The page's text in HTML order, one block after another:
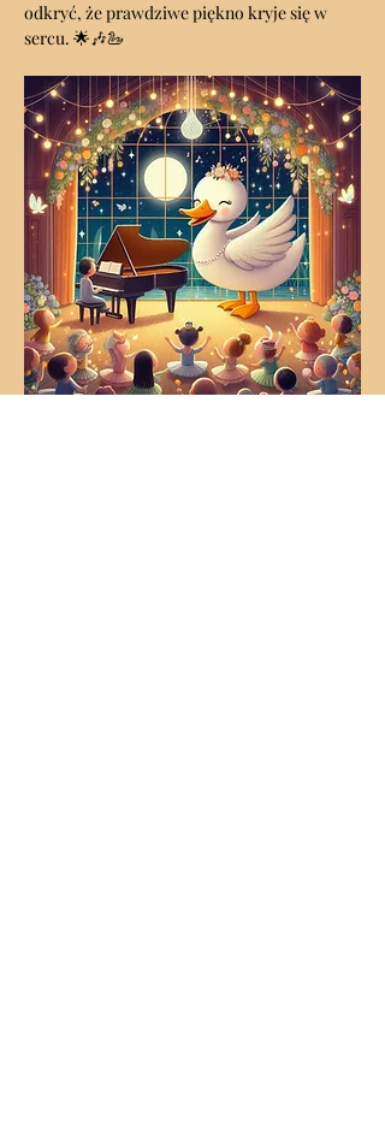
odkryć, że prawdziwe piękno kryje się w
sercu. 🌟🎶🦢